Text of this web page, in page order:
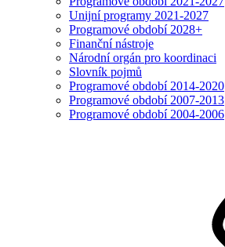
Unijní programy 2021-2027
Programové období 2028+
Finanční nástroje
Národní orgán pro koordinaci
Slovník pojmů
Programové období 2014-2020
Programové období 2007-2013
Programové období 2004-2006